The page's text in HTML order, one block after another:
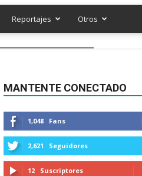
Reportajes Otros
MANTENTE CONECTADO
1,048 Fans
2,621 Seguidores
12 Suscriptores